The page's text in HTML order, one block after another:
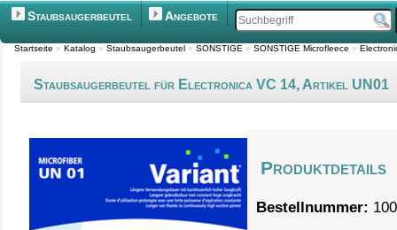
Staubsaugerbeutel Angebote
Startseite » Katalog » Staubsaugerbeutel » SONSTIGE » SONSTIGE Microfleece »
Staubsaugerbeutel für Electronica VC 14, Artikel UN01
Produktdetails
Bestellnummer: